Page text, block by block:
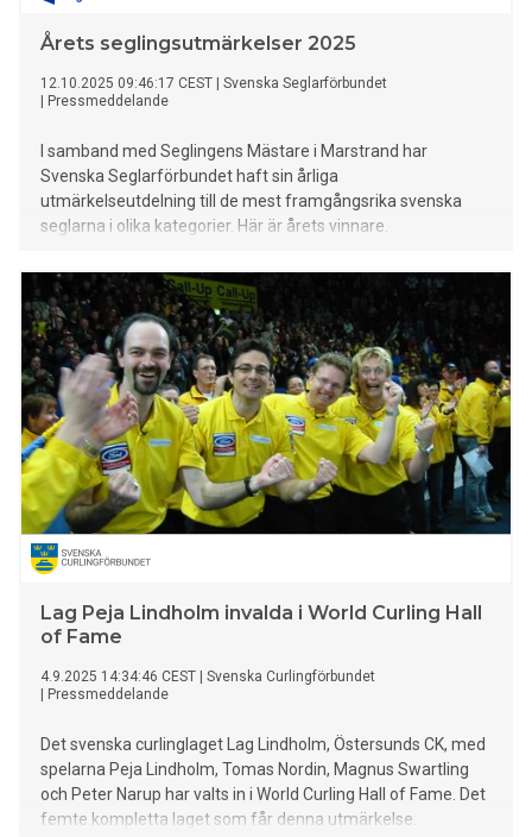
Årets seglingsutmärkelser 2025
12.10.2025 09:46:17 CEST
Svenska Seglarförbundet
Pressmeddelande
I samband med Seglingens Mästare i Marstrand har
Svenska Seglarförbundet haft sin årliga
utmärkelseutdelning till de mest framgångsrika svenska
seglarna i olika kategorier. Här är årets vinnare.
Lag Peja Lindholm invalda i World Curling Hall
of Fame
4.9.2025 14:34:46 CEST
Svenska Curlingförbundet
Pressmeddelande
Det svenska curlinglaget Lag Lindholm, Östersunds CK, med
spelarna Peja Lindholm, Tomas Nordin, Magnus Swartling
och Peter Narup har valts in i World Curling Hall of Fame. Det
femte kompletta laget som får denna utmärkelse.